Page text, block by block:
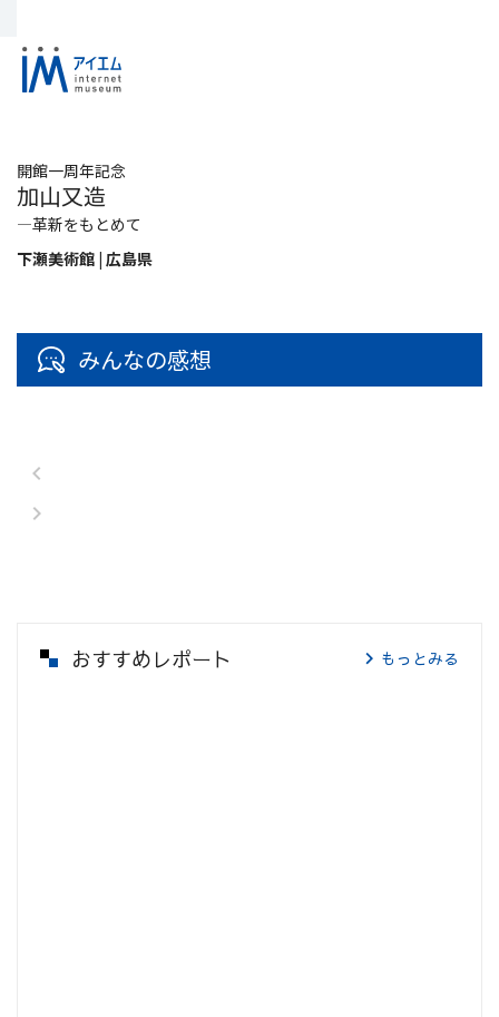
開館一周年記念
加山又造
―革新をもとめて
下瀬美術館 | 広島県
みんなの感想
おすすめレポート もっとみる